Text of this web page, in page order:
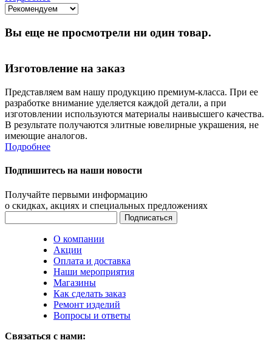
Вы еще не просмотрели ни один товар.
Изготовление на заказ
Представляем вам нашу продукцию премиум-класса. При ее
разработке внимание уделяется каждой детали, а при
изготовлении используются материалы наивысшего качества.
В результате получаются элитные ювелирные украшения, не
имеющие аналогов.
Подробнее
Подпишитесь на наши новости
Получайте первыми информацию
о скидках, акциях и специальных предложениях
О компании
Акции
Оплата и доставка
Наши мероприятия
Магазины
Как сделать заказ
Ремонт изделий
Вопросы и ответы
Связаться с нами: